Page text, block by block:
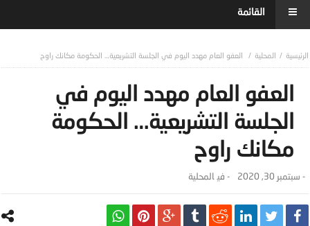
المحلية العفو العام مهدد اليوم في الجلسة التشريعية… الحكومة مكانك راوح
العفو العام مهدد اليوم في
الجلسة التشريعية… الحكومة
مكانك راوح
- سبتمبر 30, 2020 - ‎في المحلية